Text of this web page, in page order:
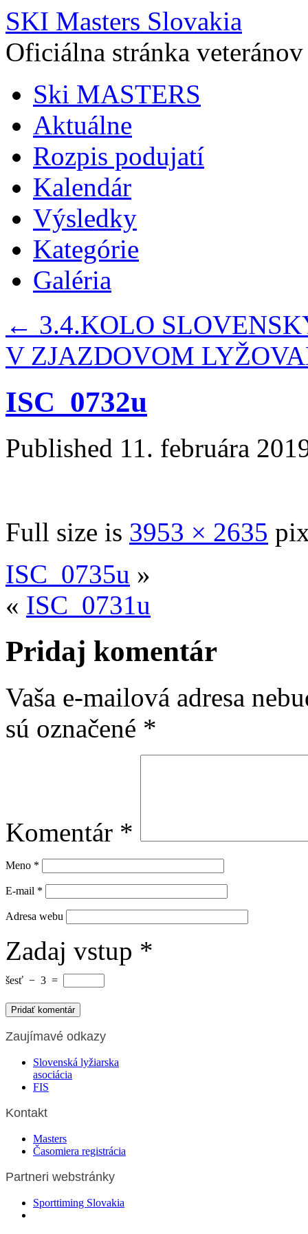
SKI Masters Slovakia
Oficiálna stránka
Ski MASTERS
Aktuálne
Rozpis podujatí
Kalendár
Výsledky
Kategórie
Galéria
← 3.4.KOLO
V ZJAZDOVOM
ISC_0732u
Published 11. februára
Full size is 3953 × 2635
ISC_0735u »
« ISC_0731u
Pridaj komentár
Vaša e-mailová adresa
sú označené *
Komentár *
Meno *
E-mail *
Adresa webu
Zadaj vstup *
šesť − 3 =
Zaujímavé odkazy
Slovenská lyžiarska
asociácia
FIS
Kontakt
Masters
Časomiera registrácia
Partneri webstránky
Sporttiming Slovakia